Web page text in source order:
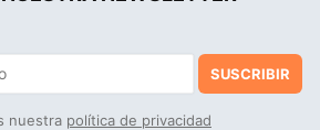
SUSCRIBIR
nuestra política de privacidad